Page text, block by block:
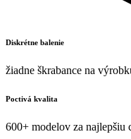
Diskrétne balenie
žiadne škrabance na
Poctivá kvalita
600+ modelov za najlepšiu